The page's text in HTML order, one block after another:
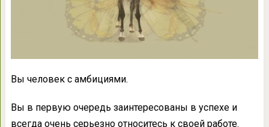
Вы человек с амбициями.
Вы в первую очередь заинтересованы в успехе и
всегда очень серьезно относитесь к своей работе.